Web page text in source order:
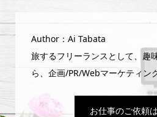
Author：Ai Tabata
旅するフリーランスとして、趣
ら、企画/PR/Webマーケティン
お仕事のご依頼